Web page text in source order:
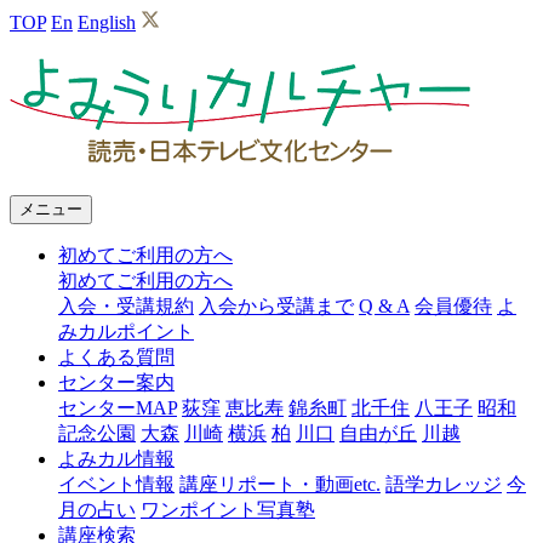
TOP En English
チ
メニュー
初めてご利用の方へ
初めてご利用の方へ
入会・受講規約 入会から受講まで Q & A 会員優待 よ
みカルポイント
よくある質問
センター案内
センターMAP 荻窪 恵比寿 錦糸町 北千住 八王子 昭和
記念公園 大森 川崎 横浜 柏 川口 自由が丘 川越
よみカル情報
イベント情報 講座リポート・動画etc. 語学カレッジ 今
月の占い ワンポイント写真塾
講座検索